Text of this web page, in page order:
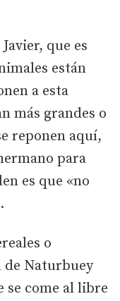
que es
están
a esta
más grandes o
reponen aquí,
para
es que «no
o
de Naturbuey
se come al libre